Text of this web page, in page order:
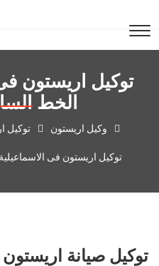
توكيل اريستون
الخط الساخن
وكيل اريستون توكيل
توكيل اريستون فى الاسماعيلية
توكيل صيانة اريستون